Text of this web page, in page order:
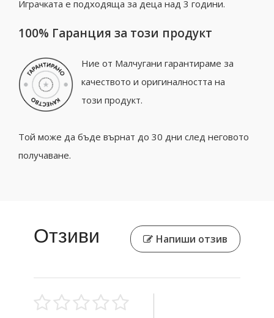
Играчката е подходяща за деца над 3 години.
100% Гаранция за този продукт
Ние от Малчугани гарантираме за
качеството и оригиналността на
този продукт.
Той може да бъде върнат до 30 дни след неговото
получаване.
Отзиви Напиши отзив